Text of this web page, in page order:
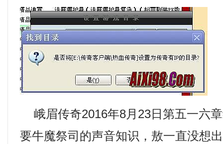
峨眉传奇2016年8月23日第五一六
要牛魔祭司的声音知识，敖一直没想